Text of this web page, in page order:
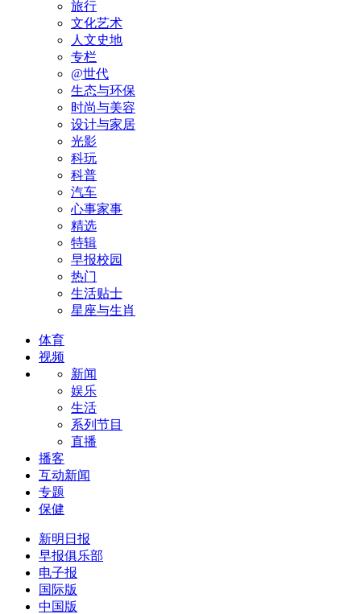
旅行
文化艺术
人文史地
专栏
@世代
生态与环保
时尚与美容
设计与家居
光影
科玩
科普
汽车
心事家事
精选
特辑
早报校园
热门
生活贴士
星座与生肖
体育
视频
新闻
娱乐
生活
系列节目
直播
播客
互动新闻
专题
保健
新明日报
早报俱乐部
电子报
国际版
中国版